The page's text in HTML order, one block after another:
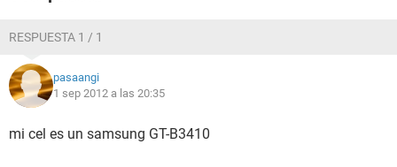
RESPUESTA 1 / 1
pasaangi
1 sep 2012 a las 20:35
mi cel es un samsung GT-B3410